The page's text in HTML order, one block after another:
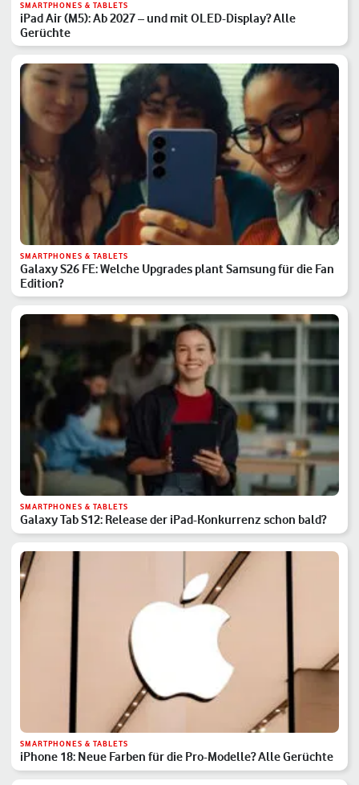
SMARTPHONES & TABLETS
iPad Air (M5): Ab 2027 – und mit OLED-Display? Alle
Gerüchte
SMARTPHONES & TABLETS
Galaxy S26 FE: Welche Upgrades plant Samsung für die Fan
Edition?
SMARTPHONES & TABLETS
Galaxy Tab S12: Release der iPad-Konkurrenz schon bald?
SMARTPHONES & TABLETS
iPhone 18: Neue Farben für die Pro-Modelle? Alle Gerüchte